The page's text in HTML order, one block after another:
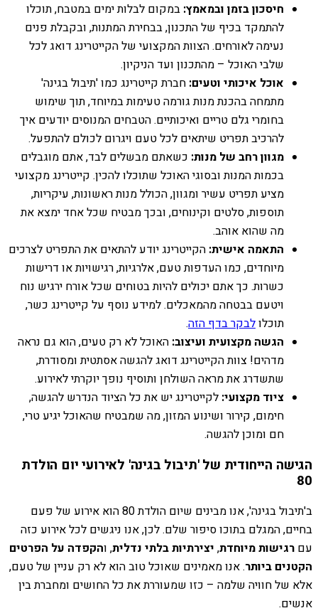
חיסכון בזמן ובמאמץ: במקום לבלות ימים במטבח, תוכלו
להתמקד בכיף של התכנון, בבחירת המתנות, ובקבלת פנים
נעימה לאורחים. הצוות המקצועי של הקייטרינג דואג לכל
שלבי האוכל – מהתכנון ועד הניקיון.
אוכל איכותי וטעים: חברת קייטרינג כמו 'תיבול בגינה'
מתמחה בהכנת מנות גורמה טעימות במיוחד, תוך שימוש
בחומרי גלם טריים ואיכותיים. הטבחים המנוסים יודעים איך
להרכיב תפריט שיתאים לכל טעם ויגרום לכולם להתפעל.
מגוון רחב של מנות: כשאתם מבשלים לבד, אתם מוגבלים
בכמות המנות ובסוגי האוכל שתוכלו להכין. קייטרינג מקצועי
מציע תפריט עשיר ומגוון, הכולל מנות ראשונות, עיקריות,
תוספות, סלטים וקינוחים, ובכך מבטיח שכל אחד ימצא את
מה שהוא אוהב.
התאמה אישית: הקייטרינג יודע להתאים את התפריט לצרכים
מיוחדים, כמו העדפות טעם, אלרגיות, רגישויות או דרישות
כשרות. כך אתם יכולים להיות בטוחים שכל אורח ירגיש נוח
ויטעם בבטחה מהמאכלים. למידע נוסף על קייטרינג כשר,
תוכלולבקר בדף הזה.
הגשה מקצועית ועיצוב: האוכל לא רק טעים, הוא גם נראה
מדהים! צוות הקייטרינג דואג להגשה אסתטית ומסודרת,
שתשדרג את מראה השולחן ותוסיף נופך יוקרתי לאירוע.
ציוד מקצועי: לקייטרינג יש את כל הציוד הנדרש להגשה,
חימום, קירור ושינוע המזון, מה שמבטיח שהאוכל יגיע טרי,
חם ומוכן להגשה.
הגישה הייחודית של 'תיבול בגינה' לאירועי יום הולדת
80
ב'תיבול בגינה', אנו מבינים שיום הולדת 80 הוא אירוע של פעם
בחיים, המגלם בתוכו סיפור שלם. לכן, אנו ניגשים לכל אירוע כזה
עם רגישות מיוחדת, יצירתיות בלתי נדלית, והקפדה על הפרטים
הקטנים ביותר. אנו מאמינים שאוכל טוב הוא לא רק עניין של טעם,
אלא של חוויה שלמה – כזו שמעוררת את כל החושים ומחברת בין
אנשים.